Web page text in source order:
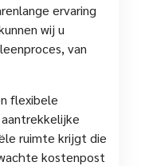
ervaring
wij u
van
flexibele
ruimte krijgt die
kostenpost